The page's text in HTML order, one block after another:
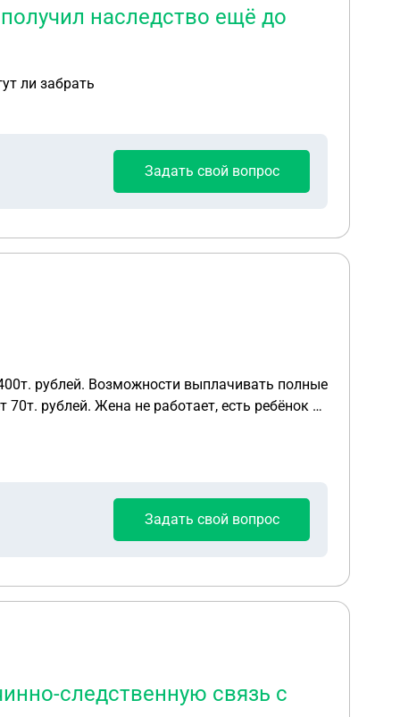
наследство ещё до
ли забрать
Задать свой вопрос
рублей. Возможности выплачивать полные
рублей. Жена не работает, есть ребёнок 6
1/3 хрущевки в этом же городе.
Задать свой вопрос
следственную связь с